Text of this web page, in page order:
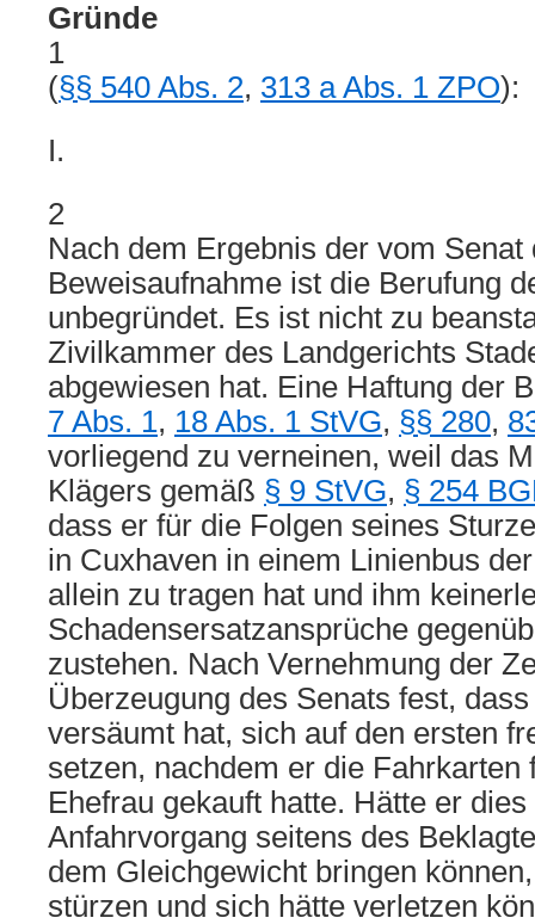
Gründe
1
(§§ 540 Abs. 2, 313 a Abs. 1 ZPO):
I.
2
Nach dem Ergebnis der vom Senat
Beweisaufnahme ist die Berufung
unbegründet. Es ist nicht zu
Zivilkammer des Landgerichts
abgewiesen hat. Eine Haftung der
7 Abs. 1, 18 Abs. 1 StVG, §§ 280,
vorliegend zu verneinen, weil das
Klägers gemäß § 9 StVG, § 254
dass er für die Folgen seines
in Cuxhaven in einem Linienbus
allein zu tragen hat und ihm
Schadensersatzansprüche
zustehen. Nach Vernehmung der
Überzeugung des Senats fest,
versäumt hat, sich auf den ersten
setzen, nachdem er die Fahrkarten
Ehefrau gekauft hatte. Hätte er
Anfahrvorgang seitens des
dem Gleichgewicht bringen
stürzen und sich hätte verletzen